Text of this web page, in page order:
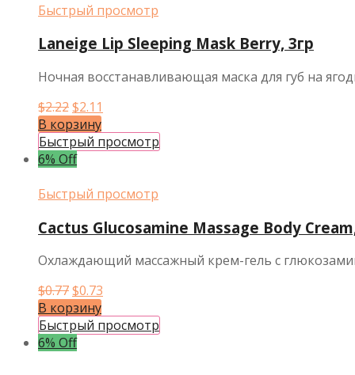
Быстрый просмотр
Laneige Lip Sleeping Mask Berry, 3гр
Ночная восстанавливающая маска для губ на
$2.22Первоначальная
цена
составляла
$2.22.
$2.11
$2.11.
В корзину
Быстрый просмотр
6% Off
Быстрый просмотр
Cactus Glucosamine Massage Body
Охлаждающий массажный крем-гель с
$0.77Первоначальная
цена
составляла
$0.77.
$0.73
$0.73.
В корзину
Быстрый просмотр
6% Off